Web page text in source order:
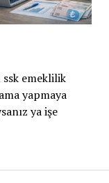
emeklilik
yapmaya
ya işe